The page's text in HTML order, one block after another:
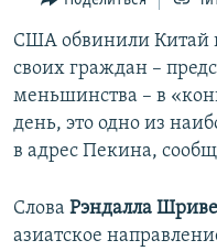
навигации
Вернутся
поиску
ИНТЕРАКТИВ
ИНФОГРАФИКА
ТЕЛЕПРОЕКТ
СОВЕТЫ
ПРОПАВШИЕ БЕЗ ВЕСТИ
ПОБЕДИТЕЛЕЙ НЕ СУДЯТ?
РАДІО СВОБОДА
КАК ОБОЙТИ
Українською
ПРИСОЕДИНЯЙТЕСЬ!
США обвинили Китай
своих граждан –
меньшинства – в
день, это одно из
в адрес Пекина,
Слова Рэндалла
азиатское